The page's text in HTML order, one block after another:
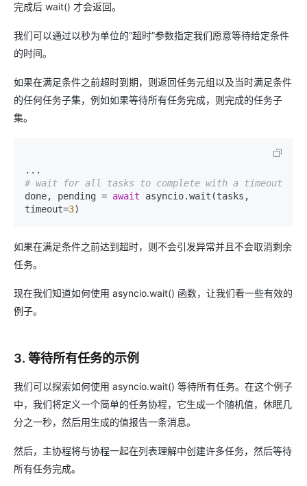
完成后 wait() 才会返回。
我们可以通过以秒为单位的“超时”参数指定我们愿意等待给定条件
的时间。
如果在满足条件之前超时到期，则返回任务元组以及当时满足条件
的任何任务子集，例如如果等待所有任务完成，则完成的任务子
集。
# wait for all tasks to complete with a timeout
done, pending = await asyncio.wait(tasks,
timeout=3)
如果在满足条件之前达到超时，则不会引发异常并且不会取消剩余
任务。
现在我们知道如何使用 asyncio.wait() 函数，让我们看一些有效的
例子。
3. 等待所有任务的示例
我们可以探索如何使用 asyncio.wait() 等待所有任务。在这个例子
中，我们将定义一个简单的任务协程，它生成一个随机值，休眠几
分之一秒，然后用生成的值报告一条消息。
然后，主协程将与协程一起在列表理解中创建许多任务，然后等待
所有任务完成。